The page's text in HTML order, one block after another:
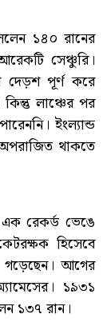
১৪০ রানের
সেঞ্চুরি।
দেড়শ পূর্ণ করে
লাঞ্চের পর
ইংল্যান্ড
থাকতে
রেকর্ড ভেঙে
হিসেবে
গড়েছেন। আগের
১৯৩১
১৩৭ রান।